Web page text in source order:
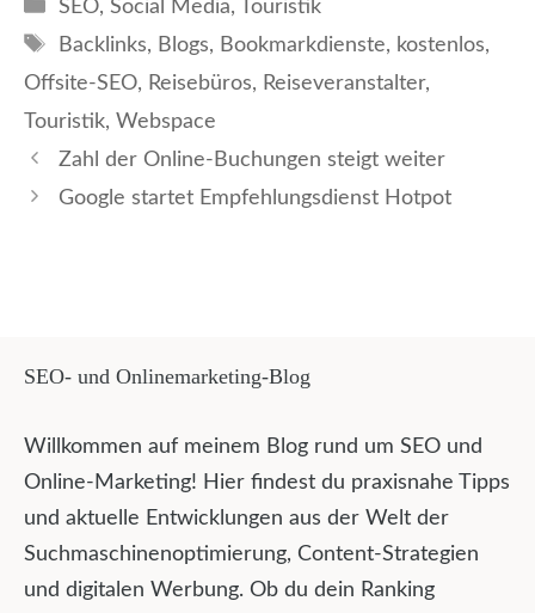
SEO, Social Media, Touristik
Schlagwörter
Backlinks, Blogs, Bookmarkdienste, kostenlos,
Offsite-SEO, Reisebüros, Reiseveranstalter,
Touristik, Webspace
Zahl der Online-Buchungen steigt weiter
Google startet Empfehlungsdienst Hotpot
SEO- und Onlinemarketing-Blog
Willkommen auf meinem Blog rund um SEO und
Online-Marketing! Hier findest du praxisnahe Tipps
und aktuelle Entwicklungen aus der Welt der
Suchmaschinenoptimierung, Content-Strategien
und digitalen Werbung. Ob du dein Ranking